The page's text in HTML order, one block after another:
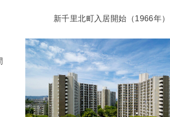
新千里北町入居開始（1966年）